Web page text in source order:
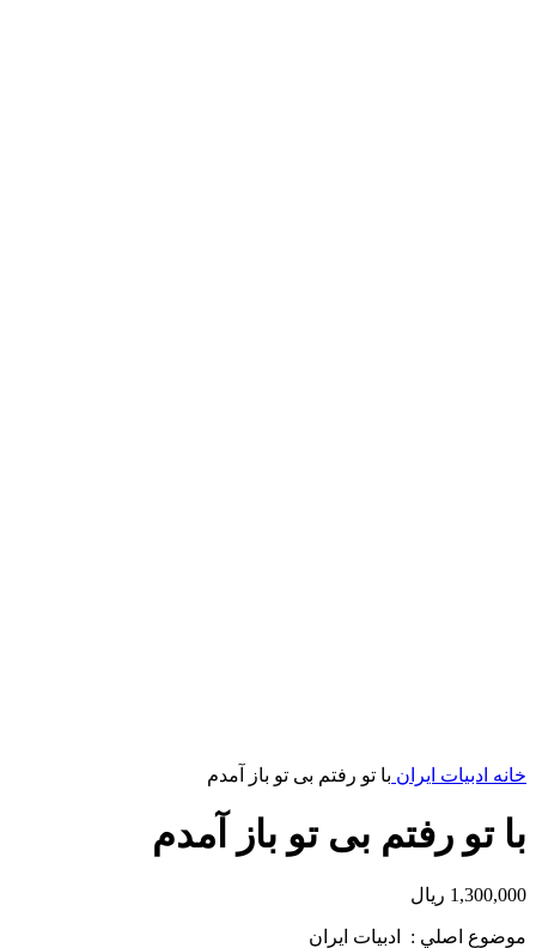
خانه ادبیات ایران با تو رفتم بی ­تو باز آمدم
با تو رفتم بی ­تو باز آمدم
1,300,000 ریال
موضوع اصلي : ادبیات ایران